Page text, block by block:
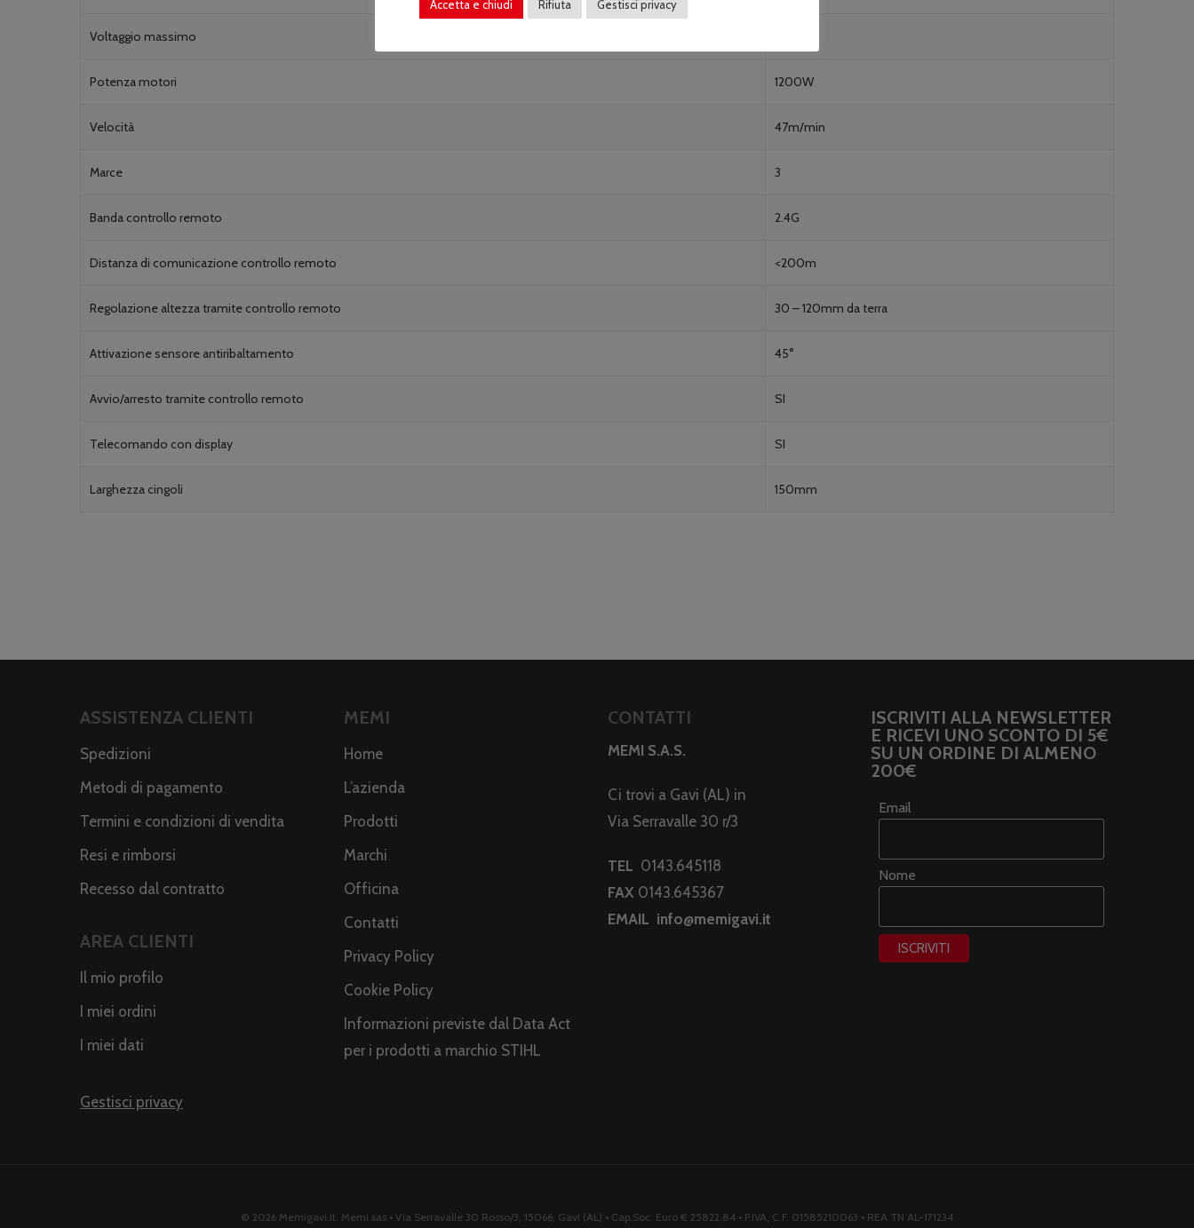
Voltaggio massimo
Potenza motori 1200W
Velocità 47m/min
Marce 3
Banda controllo remoto 2.4G
Distanza di comunicazione controllo remoto <200m
Regolazione altezza tramite controllo remoto 30 – 120mm da terra
Attivazione sensore antiribaltamento 45°
Avvio/arresto tramite controllo remoto SI
Telecomando con display SI
Larghezza cingoli 150mm
ASSISTENZA CLIENTI
Spedizioni
Metodi di pagamento
Termini e condizioni di vendita
Resi e rimborsi
Recesso dal contratto
AREA CLIENTI
Il mio profilo
I miei ordini
I miei dati
Gestisci privacy
MEMI
Home
L’azienda
Prodotti
Marchi
Officina
Contatti
Privacy Policy
Cookie Policy
Informazioni previste dal Data Act
per i prodotti a marchio STIHL
CONTATTI
MEMI S.A.S.
Ci trovi a Gavi (AL) in
Via Serravalle 30 r/3
TEL 0143.645118
FAX 0143.645367
EMAIL info@memigavi.it
ISCRIVITI ALLA NEWSLETTER
E RICEVI UNO SCONTO DI 5€
SU UN ORDINE DI ALMENO
200€
Email
Nome
© 2026 Memigavi.it. Memi sas • Via Serravalle 30 Rosso/3, 15066, Gavi (AL) • Cap.Soc. Euro € 25822,84 • P.IVA, C.F. 01585210063 • REA TN AL-171234
Accetta e chiudi Rifiuta Gestisci privacy